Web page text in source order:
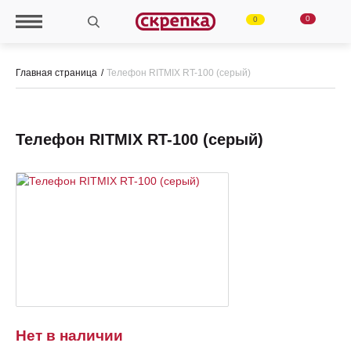
0 0
Главная страница Телефон RITMIX RT-100 (серый)
Нет в наличии
Телефон RITMIX RT-100 (серый)